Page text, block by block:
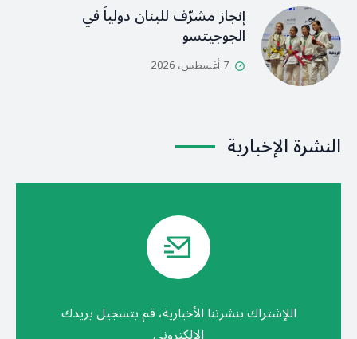
إنجاز مشرّف للبنان دولياً في
الجوجيتسو
7 أغسطس، 2026
النشرة الإخبارية
اللإشتراك بنشرتنا الأخبارية، قم بتسجيل بريدك